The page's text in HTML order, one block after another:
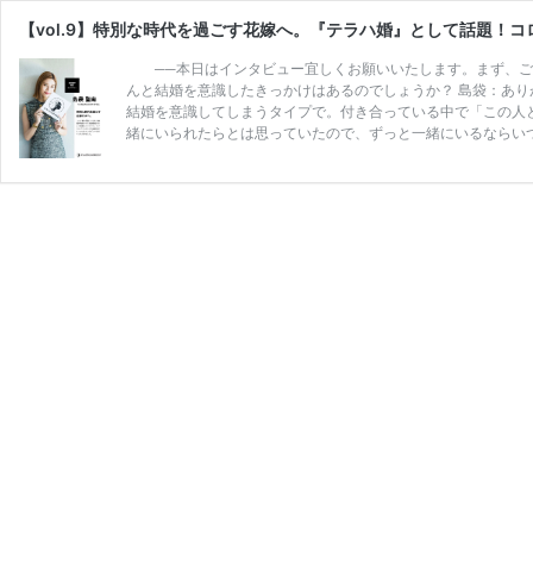
【vol.9】特別な時代を過ごす花嫁へ。『テラハ婚』として話題！
──本日はインタビュー宜しくお願いいたします。まず、ご
んと結婚を意識したきっかけはあるのでしょうか？ 島袋：あ
結婚を意識してしまうタイプで。付き合っている中で「この
緒にいられたらとは思っていたので、ずっと一緒にいるな